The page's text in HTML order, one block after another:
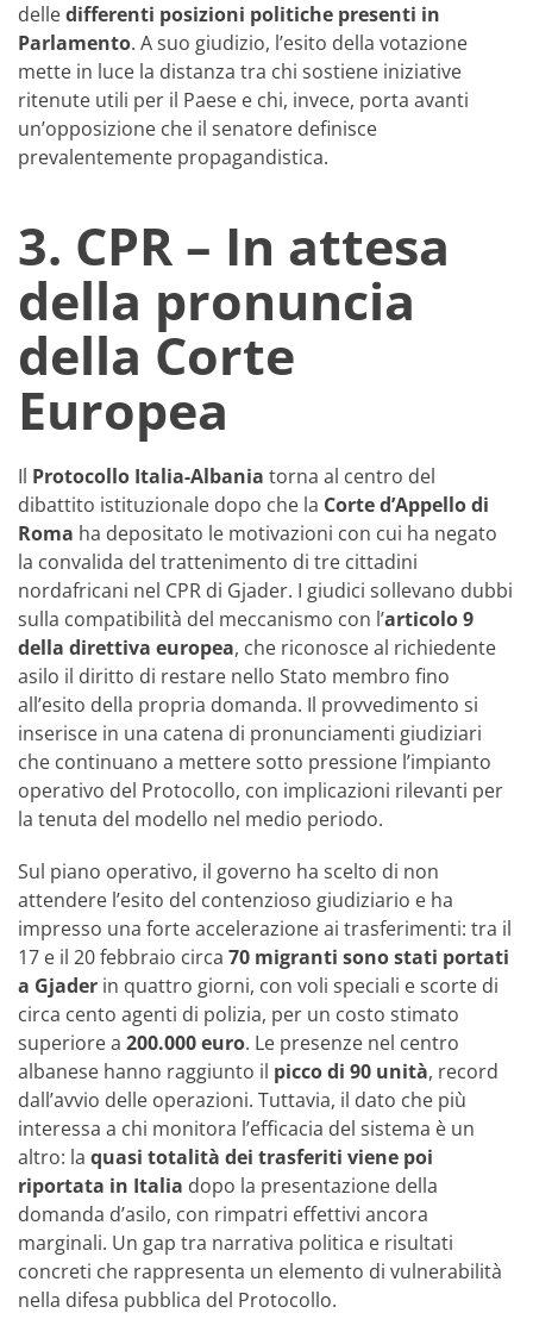
delledifferenti posizioni politiche presenti in
Parlamento. A suo giudizio, l’esito della votazione
mette in luce la distanza tra chi sostiene iniziative
ritenute utili per il Paese e chi, invece, porta avanti
un’opposizione che il senatore definisce
prevalentemente propagandistica.
3. CPR – In attesa
della pronuncia
della Corte
Europea
Il Protocollo Italia-Albania torna al centro del
dibattito istituzionale dopo che la Corte d’Appello di
Roma ha depositato le motivazioni con cui ha negato
la convalida del trattenimento di tre cittadini
nordafricani nel CPR di Gjader. I giudici sollevano dubbi
sulla compatibilità del meccanismo con l’articolo 9
della direttiva europea, che riconosce al richiedente
asilo il diritto di restare nello Stato membro fino
all’esito della propria domanda. Il provvedimento si
inserisce in una catena di pronunciamenti giudiziari
che continuano a mettere sotto pressione l’impianto
operativo del Protocollo, con implicazioni rilevanti per
la tenuta del modello nel medio periodo.
Sul piano operativo, il governo ha scelto di non
attendere l’esito del contenzioso giudiziario e ha
impresso una forte accelerazione ai trasferimenti: tra il
17 e il 20 febbraio circa 70 migranti sono stati portati
a Gjader in quattro giorni, con voli speciali e scorte di
circa cento agenti di polizia, per un costo stimato
superiore a 200.000 euro. Le presenze nel centro
albanese hanno raggiunto il picco di 90 unità, record
dall’avvio delle operazioni. Tuttavia, il dato che più
interessa a chi monitora l’efficacia del sistema è un
altro: la quasi totalità dei trasferiti viene poi
riportata in Italia dopo la presentazione della
domanda d’asilo, con rimpatri effettivi ancora
marginali. Un gap tra narrativa politica e risultati
concreti che rappresenta un elemento di vulnerabilità
nella difesa pubblica del Protocollo.